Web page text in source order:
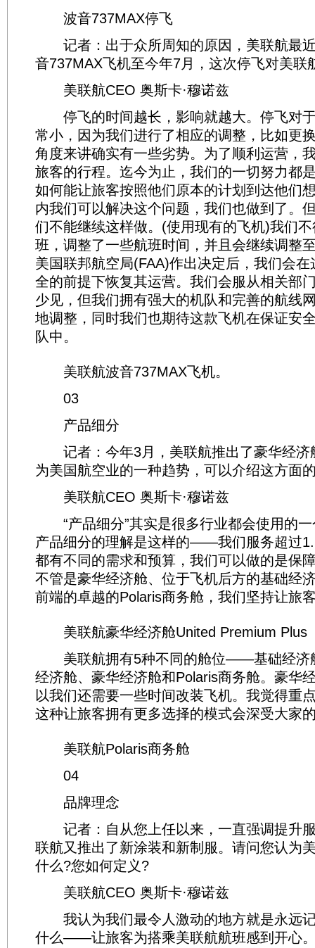
波音737MAX停飞
记者：出于众所周知的原因，美联航最
音737MAX飞机至今年7月，这次停飞对美联
美联航CEO 奥斯卡·穆诺兹
停飞的时间越长，影响就越大。停飞对
常小，因为我们进行了相应的调整，比如更
角度来讲确实有一些劣势。为了顺利运营，
旅客的行程。迄今为止，我们的一切努力都
如何能让旅客按照他们原本的计划到达他们
内我们可以解决这个问题，我们也做到了。
们不能继续这样做。(使用现有的飞机)我们
班，调整了一些航班时间，并且会继续调整
美国联邦航空局(FAA)作出决定后，我们会
全的前提下恢复其运营。我们会服从相关部
少见，但我们拥有强大的机队和完善的航线
地调整，同时我们也期待这款飞机在保证安
队中。
美联航波音737MAX飞机。
03
产品细分
记者：今年3月，美联航推出了豪华经济
为美国航空业的一种趋势，可以介绍这方面
美联航CEO 奥斯卡·穆诺兹
“产品细分”其实是很多行业都会使用的一
产品细分的理解是这样的——我们服务超过
都有不同的需求和预算，我们可以做的是保
不管是豪华经济舱、位于飞机后方的基础经
前端的卓越的Polaris商务舱，我们坚持让旅
美联航豪华经济舱United Premium Plus
美联航拥有5种不同的舱位——基础经济
经济舱、豪华经济舱和Polaris商务舱。豪华
以我们还需要一些时间改装飞机。我觉得重
这种让旅客拥有更多选择的模式会深受大家
美联航Polaris商务舱
04
品牌理念
记者：自从您上任以来，一直强调提升
联航又推出了新涂装和新制服。请问您认为
什么?您如何定义?
美联航CEO 奥斯卡·穆诺兹
我认为我们最令人激动的地方就是永远
什么——让旅客为搭乘美联航航班感到开心